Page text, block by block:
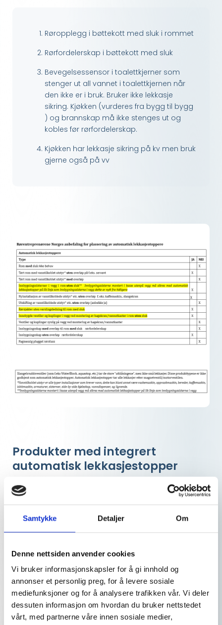
Samtykke Detaljer Om
Denne nettsiden anvender cookies
Vi bruker informasjonskapsler for å gi innhold og
annonser et personlig preg, for å levere sosiale
mediefunksjoner og for å analysere trafikken vår. Vi deler
dessuten informasjon om hvordan du bruker nettstedet
vårt, med partnerne våre innen sosiale medier,
Røropplegg i bøttekott med sluk i rommet
Rørfordelerskap i bøttekott med sluk
Bevegelsessensor i toalettkjerner som
stenger ut all vannet i toalettkjernen når
den ikke er i bruk. Bruker ikke lekkasje
sikring. Kjøkken (vurderes fra bygg til bygg
) og brannskap må ikke stenges ut og
kobles før rørfordelerskap.
Kjøkken har lekkasje sikring på kv men bruk
gjerne også på vv
Produkter med integrert
automatisk lekkasjestopper
Det finnes produkter på markedet som viser til
integrert lekkasjestopper i maskinen.
Dersom du som fagperson opplever dette må du se
etter to viktige faktorer! Begge disse punktene må være
vTEK.
Maskinen må ha en ventil som stenger